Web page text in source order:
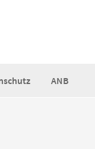
ANB